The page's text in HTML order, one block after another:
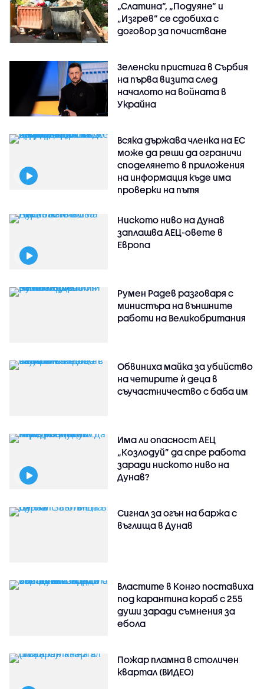
„Слатина“, „Подуяне“ и
„Изгрев“ се сдобиха с
договор за почистване
Зеленски пристига в Сърбия
на първа визита след
началото на войната в
Украйна
Всяка държава членка на ЕС
може да реши да ограничи
споделянето в приложения
на информация къде има
проверки на пътя
Ниското ниво на Дунав
заплашва АЕЦ-овете в
Европа
Румен Радев разговаря с
министъра на външните
работи на Великобритания
Обвиниха майка за убийство
на четирите ѝ деца в
съучастничество с баба им
Има ли опасност АЕЦ
„Козлодуй” да спре работа
заради ниското ниво на
Дунав?
Сигнал за огън на баржа с
въглища в Дунав
Властите в Конго поставиха
под карантина кораб с 255
души заради съмнения за
ебола
Пожар пламна в столичен
квартал (ВИДЕО)